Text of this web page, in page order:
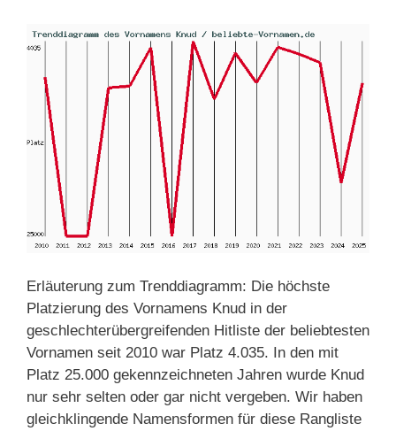
Erläuterung zum Trenddiagramm: Die höchste
Platzierung des Vornamens Knud in der
geschlechterübergreifenden Hitliste der beliebtesten
Vornamen seit 2010 war Platz 4.035. In den mit
Platz 25.000 gekennzeichneten Jahren wurde Knud
nur sehr selten oder gar nicht vergeben. Wir haben
gleichklingende Namensformen für diese Rangliste